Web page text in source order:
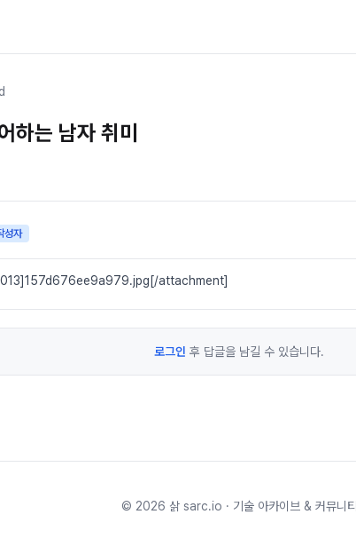
하는 남자 취미
성자
attachment]
로그인 후 답글을 남길 수 있습니다.
© 2026 삵 sarc.io · 기술 아카이브 & 커뮤니티